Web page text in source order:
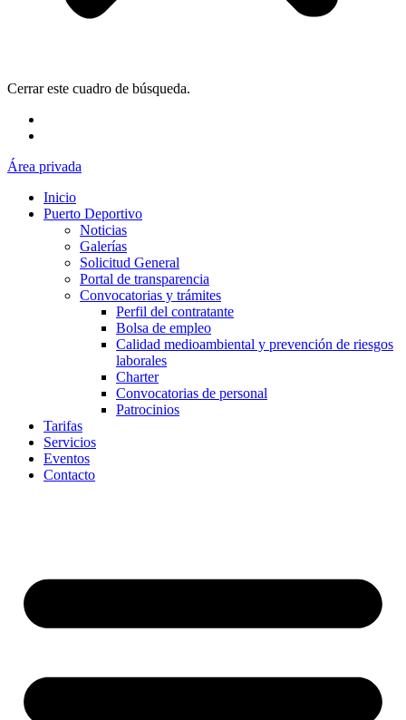
Cerrar este cuadro de búsqueda.
Área privada
Inicio
Puerto Deportivo
Noticias
Galerías
Solicitud General
Portal de transparencia
Convocatorias y trámites
Perfil del contratante
Bolsa de empleo
Calidad medioambiental y prevención de riesgos
laborales
Charter
Convocatorias de personal
Patrocinios
Tarifas
Servicios
Eventos
Contacto